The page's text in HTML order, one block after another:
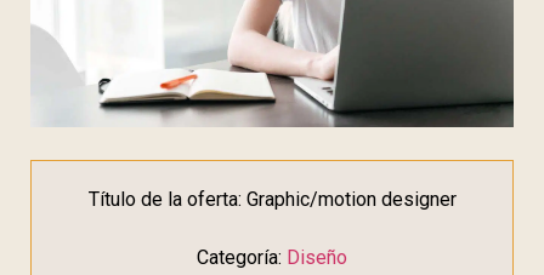
Título de la oferta: Graphic/motion designer
Categoría: Diseño